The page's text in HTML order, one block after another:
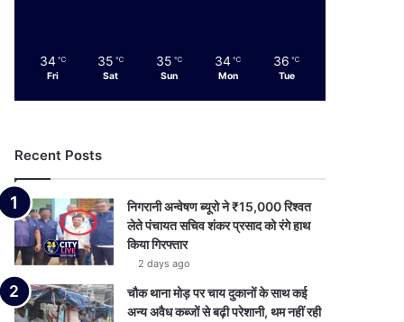
34 ℃
Fri
35 ℃
Sat
35 ℃
Sun
34 ℃
Mon
36 ℃
Tue
Recent Posts
निगरानी अन्वेषण ब्यूरो ने ₹15,000 रिश्वत
लेते पंचायत सचिव शंकर प्रसाद को रंगे हाथ
किया गिरफ्तार
2 days ago
चौक थाना मोड़ पर चाय दुकानों के साथ कई
अन्य अवैध कब्जों से बढ़ी परेशानी, थम नहीं रही